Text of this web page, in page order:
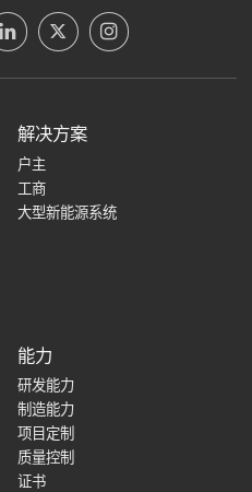
解决方案
户主
工商
大型新能源系统
能力
研发能力
制造能力
项目定制
质量控制
证书